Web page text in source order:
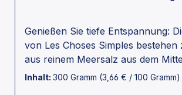
Genießen Sie tiefe Entspannung:
von Les Choses Simples bestehen
aus reinem Meersalz aus dem
sind mit Ihren charakteristischen
Inhalt: 300 Gramm (3,66 € / 100 Gramm)